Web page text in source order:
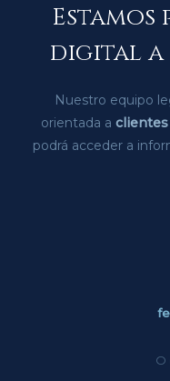
digital a
Nuestro equipo
orientada a
podrá acceder a
O